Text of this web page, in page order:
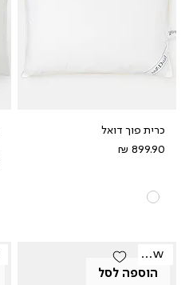
כרית פוך דואל
מחיר
הוספה לסל
New